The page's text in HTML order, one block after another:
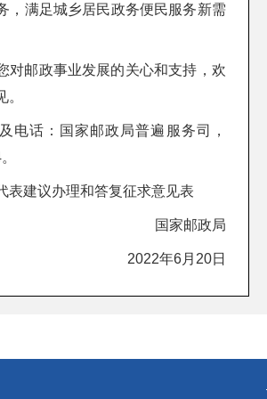
，满足城乡居民政务便民服务新需
对邮政事业发展的关心和支持，欢
电话：国家邮政局普遍服务司，
表建议办理和答复征求意见表
国家邮政局
2022年6月20日